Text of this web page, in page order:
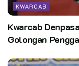
KWARCAB
Kwarcab
Golongan